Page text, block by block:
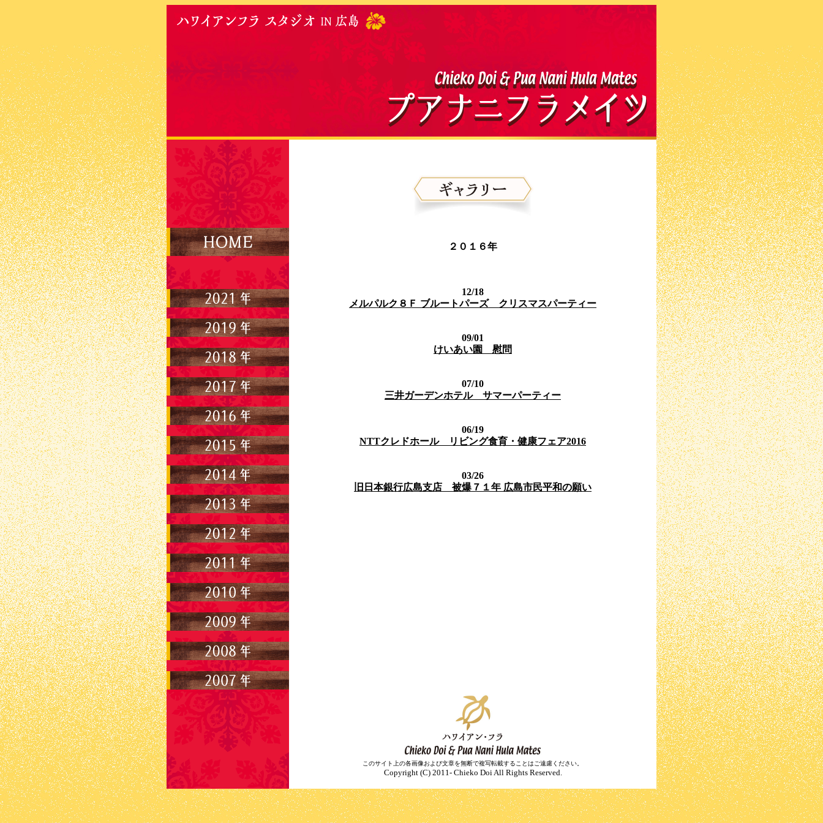
２０１６年
12/18
メルパルク８Ｆ ブルートパーズ クリスマスパーティー
09/01
けいあい園 慰問
07/10
三井ガーデンホテル サマーパーティー
06/19
NTTクレドホール リビング食育・健康フェア2016
03/26
旧日本銀行広島支店 被爆７１年 広島市民平和の願い
このサイト上の各画像および文章を無断で複写転載することはご遠慮ください。
Copyright (C) 2011- Chieko Doi All Rights Reserved.